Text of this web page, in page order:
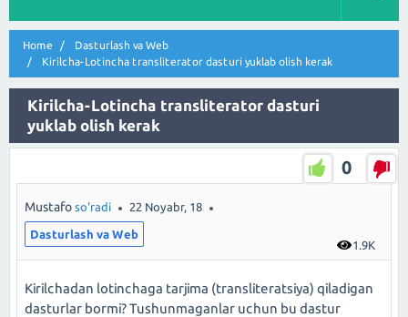
Home
Dasturlash va Web
Kirilcha-Lotincha transliterator dasturi yuklab olish kerak
Kirilcha-Lotincha transliterator dasturi
yuklab olish kerak
0
1.9K
Mustafo so'radi 22 Noyabr, 18
Dasturlash va Web
Kirilchadan lotinchaga tarjima (transliteratsiya) qiladigan
dasturlar bormi? Tushunmaganlar uchun bu dastur